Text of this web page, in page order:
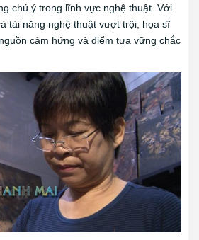
chú ý trong lĩnh vực nghệ thuật. Với
tài năng nghệ thuật vượt trội, họa sĩ
cảm hứng và điểm tựa vững chắc